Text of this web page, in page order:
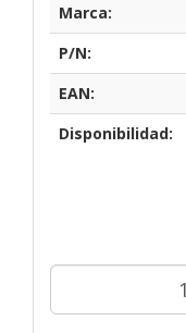
Marca:
P/N:
EAN:
Disponibilidad: